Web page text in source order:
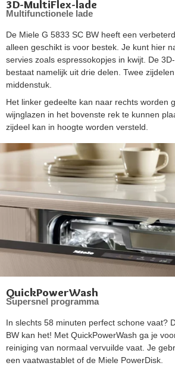
3D-MultiFlex-lade
Multifunctionele lade
De Miele G 5833 SC BW heeft een
alleen geschikt is voor bestek. Je kunt hier
servies zoals espressokopjes in kwijt. De
bestaat namelijk uit drie delen. Twee
middenstuk.
Het linker gedeelte kan naar rechts worden
wijnglazen in het bovenste rek te kunnen
zijdeel kan in hoogte worden versteld.
QuickPowerWash
Supersnel programma
In slechts 58 minuten perfect schone vaat?
BW kan het! Met QuickPowerWash ga je
reiniging van normaal vervuilde vaat. Je
een vaatwastablet of de Miele PowerDisk.